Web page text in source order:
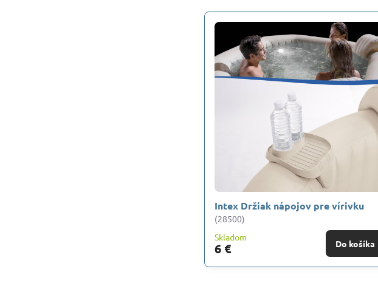
Intex Držiak nápojov pre vírivku
(28500)
Skladom
6 € Do košíka